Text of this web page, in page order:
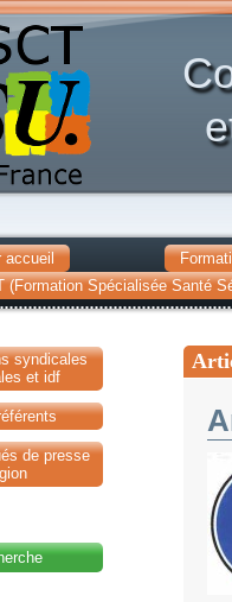
accueil
(Formation Spécialisée Santé
syndicales
et idf
de presse